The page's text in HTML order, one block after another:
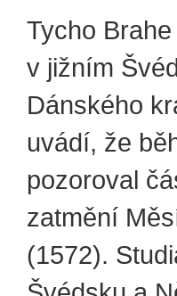
Tycho
v jižním
Dánského
uvádí, že
pozoroval
zatmění
(1572).